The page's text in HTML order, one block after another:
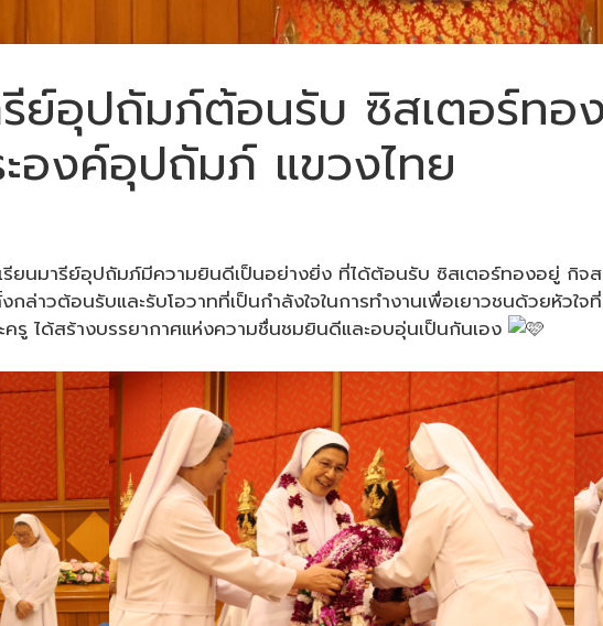
รีย์อุปถัมภ์ต้อนรับ ซิสเตอร์ท
องค์อุปถัมภ์ แขวงไทย
รียนมารีย์อุปถัมภ์มีความยินดีเป็นอย่างยิ่ง ที่ได้ต้อนรับ ซิสเตอร์ทองอยู่ กิ
ล่าวต้อนรับและรับโอวาทที่เป็นกำลังใจในการทำงานเพื่อเยาวชนด้วยหัวใจ
รู ได้สร้างบรรยากาศแห่งความชื่นชมยินดีและอบอุ่นเป็นกันเอง